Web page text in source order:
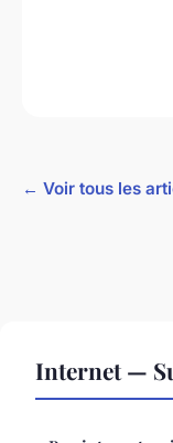
← Voir tous les
Internet —